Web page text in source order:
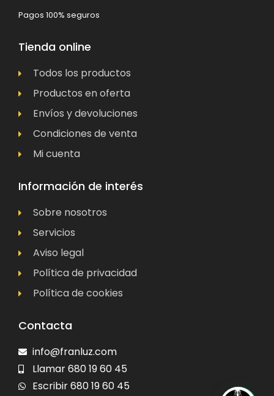
Pagos 100% seguros
Tienda online
Todos los productos
Productos en oferta
Envíos y devoluciones
Condiciones de venta
Mi cuenta
Información de interés
Sobre nosotros
Servicios
Aviso legal
Política de privacidad
Política de cookies
Contacta
info@franluz.com
Llamar 680 19 60 45
Escribir 680 19 60 45